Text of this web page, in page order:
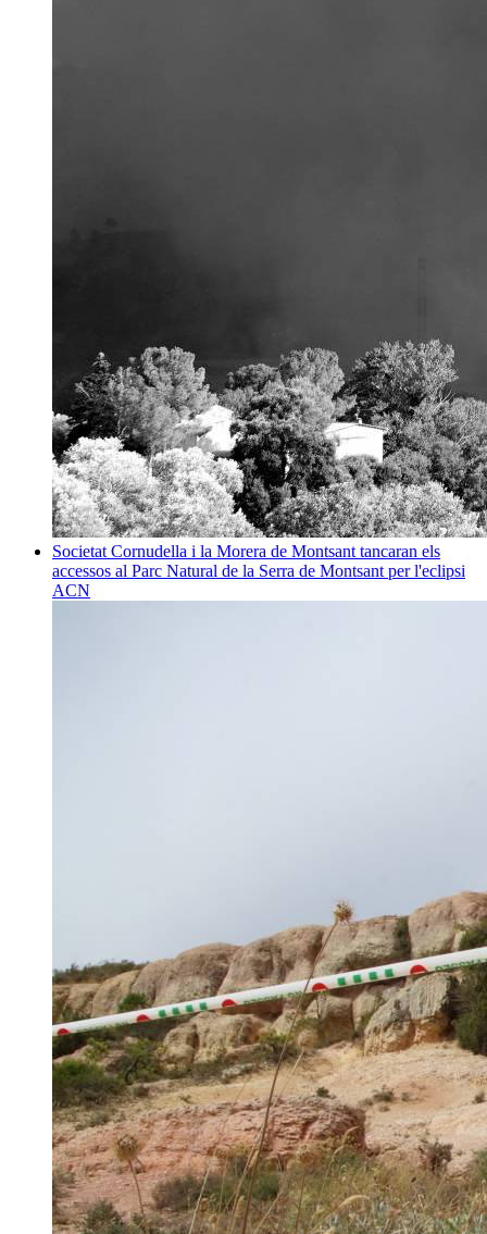
Societat Cornudella i la Morera de Montsant tancaran els
accessos al Parc Natural de la Serra de Montsant per l'eclipsi
ACN